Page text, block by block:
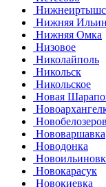
Нижняя
Нижняя Омка
Низовое
Николайполь
Никольск
Никольское
Новая
Нововаршавка
Новодонка
Новокарасук
Новокиевка